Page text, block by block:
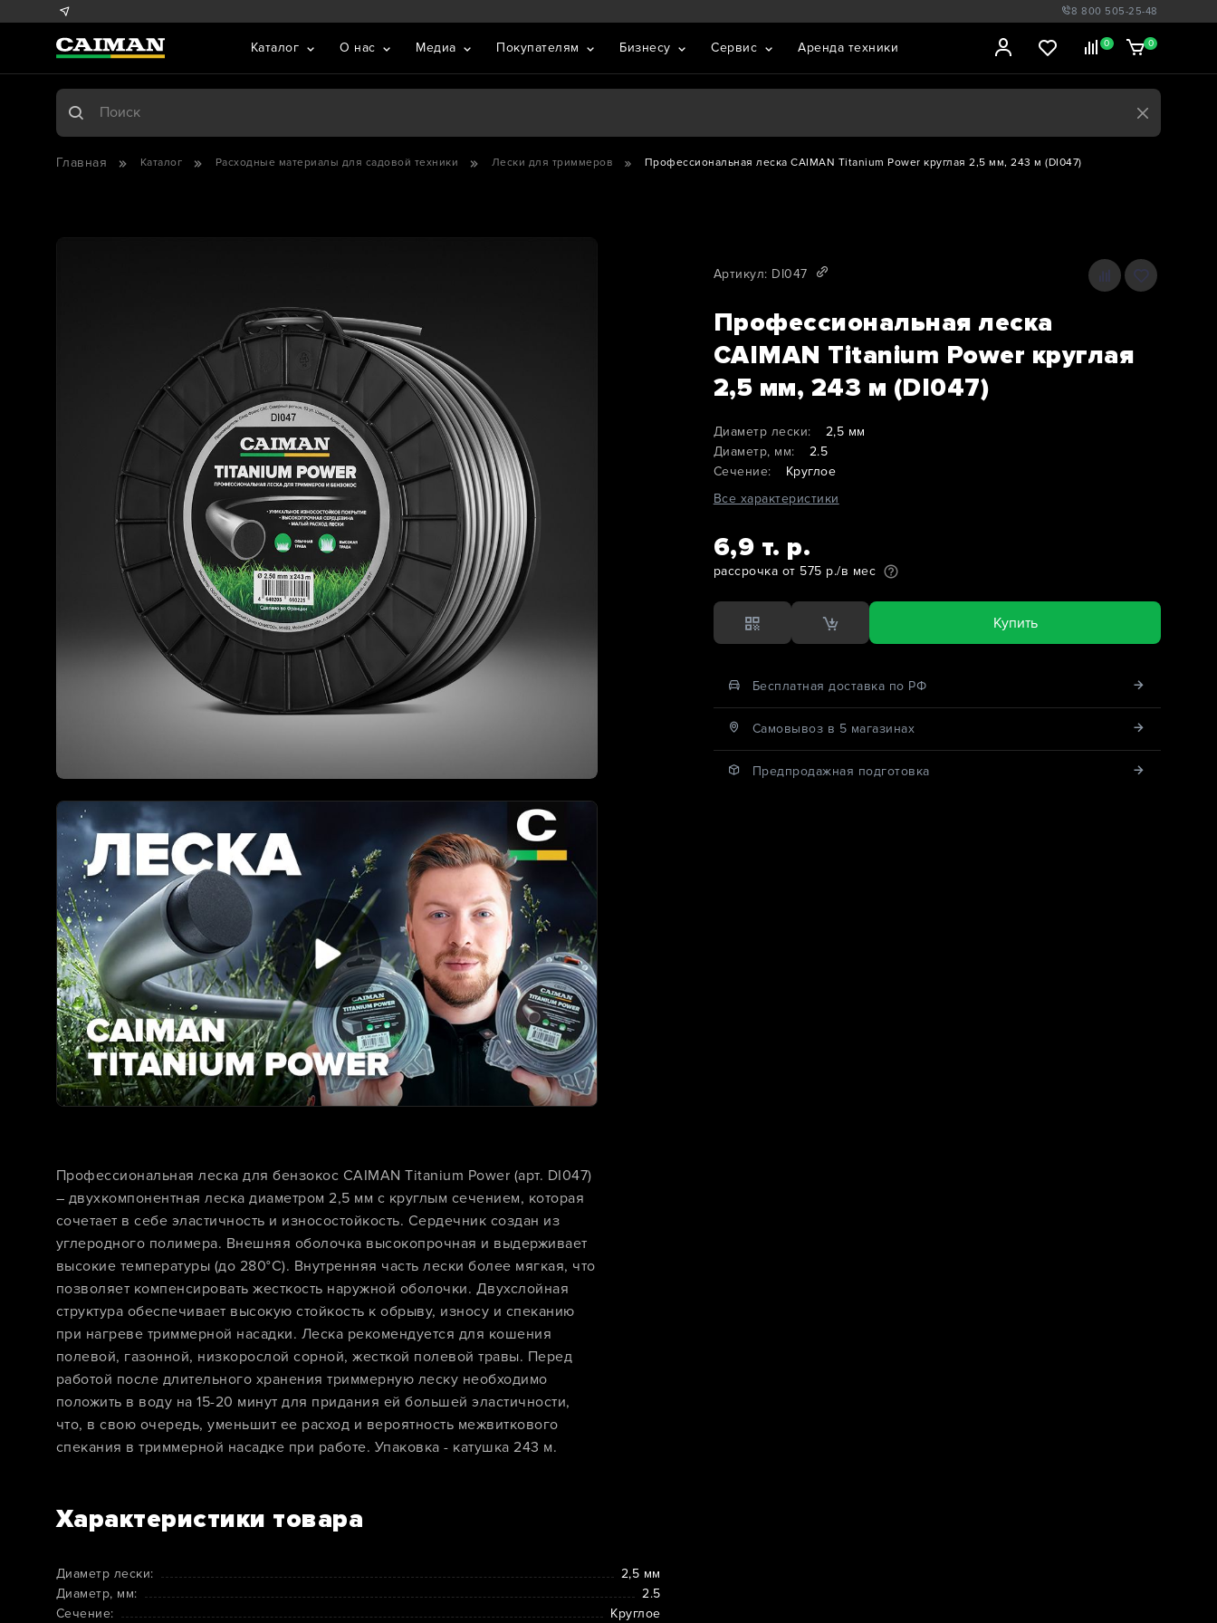
8 800 505-25-48
0 0
Каталог О нас Медиа Покупателям Бизнесу Сервис Аренда техники
Главная Каталог Расходные материалы для садовой техники Лески для триммеров Профессиональная леска CAIMAN Titanium Power круглая 2,5 мм, 243 м (DI047)
Артикул: DI047
Профессиональная леска
CAIMAN Titanium Power круглая
2,5 мм, 243 м (DI047)
Диаметр лески:
2,5 мм
Диаметр, мм:
2.5
Сечение:
Круглое
Все характеристики
6,9 т. р.
рассрочка от 575 р./в мес
Купить
Бесплатная доставка по РФ
Cамовывоз в 5 магазинах
Предпродажная подготовка
Профессиональная леска для бензокос CAIMAN Titanium Power (арт. DI047)
– двухкомпонентная леска диаметром 2,5 мм с круглым сечением, которая
сочетает в себе эластичность и износостойкость. Сердечник создан из
углеродного полимера. Внешняя оболочка высокопрочная и выдерживает
высокие температуры (до 280°C). Внутренняя часть лески более мягкая, что
позволяет компенсировать жесткость наружной оболочки. Двухслойная
структура обеспечивает высокую стойкость к обрыву, износу и спеканию
при нагреве триммерной насадки. Леска рекомендуется для кошения
полевой, газонной, низкорослой сорной, жесткой полевой травы. Перед
работой после длительного хранения триммерную леску необходимо
положить в воду на 15-20 минут для придания ей большей эластичности,
что, в свою очередь, уменьшит ее расход и вероятность межвиткового
спекания в триммерной насадке при работе. Упаковка - катушка 243 м.
Характеристики товара
Диаметр лески:
2,5 мм
Диаметр, мм:
2.5
Сечение:
Круглое